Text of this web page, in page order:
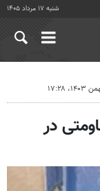
شنبه ۱۷ مرداد ۱۴۰۵
در